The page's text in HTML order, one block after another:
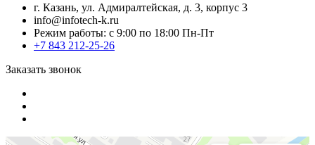
г. Казань, ул. Адмиралтейская, д. 3, корпус 3
info@infotech-k.ru
Режим работы: с 9:00 по 18:00 Пн-Пт
+7 843 212-25-26
Заказать звонок